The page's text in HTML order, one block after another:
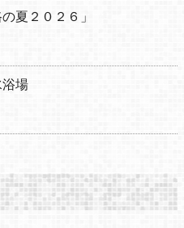
の夏２０２６」
場